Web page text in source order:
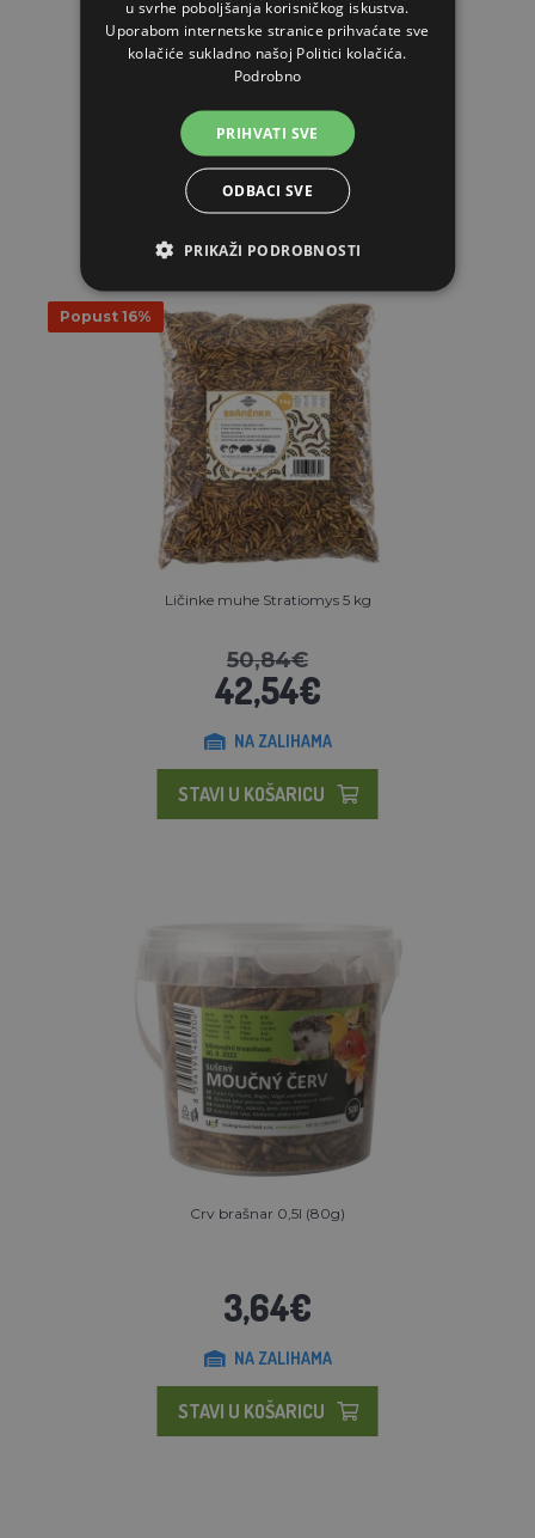
101,68€
83,00€
NA ZALIHAMA
STAVI U KOŠARICU
Popust 16%
Ličinke muhe Stratiomys 5 kg
50,84€
42,54€
NA ZALIHAMA
STAVI U KOŠARICU
Crv brašnar 0,5l (80g)
3,64€
NA ZALIHAMA
STAVI U KOŠARICU
u svrhe poboljšanja korisničkog iskustva.
Uporabom internetske stranice prihvaćate sve
kolačiće sukladno našoj Politici kolačića.
Podrobno
PRIHVATI SVE
ODBACI SVE
PRIKAŽI PODROBNOSTI